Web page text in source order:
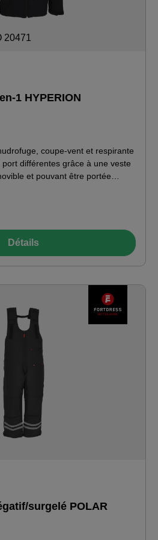
1 HYPERION
coupe-vent et respirante
port différentes grâce à une veste
et pouvant être portée
la poitrine, le dos, les épaules
et sur les épaules · col
· poche poitrine
pour téléphone avec deux
veste extérieure · cordon de
de la veste extérieure pour
manches avec manchette
extérieur pour le serrage ·
de la veste intérieure en
lorsqu'elle est portée séparément.
Détails
surgelé POLAR